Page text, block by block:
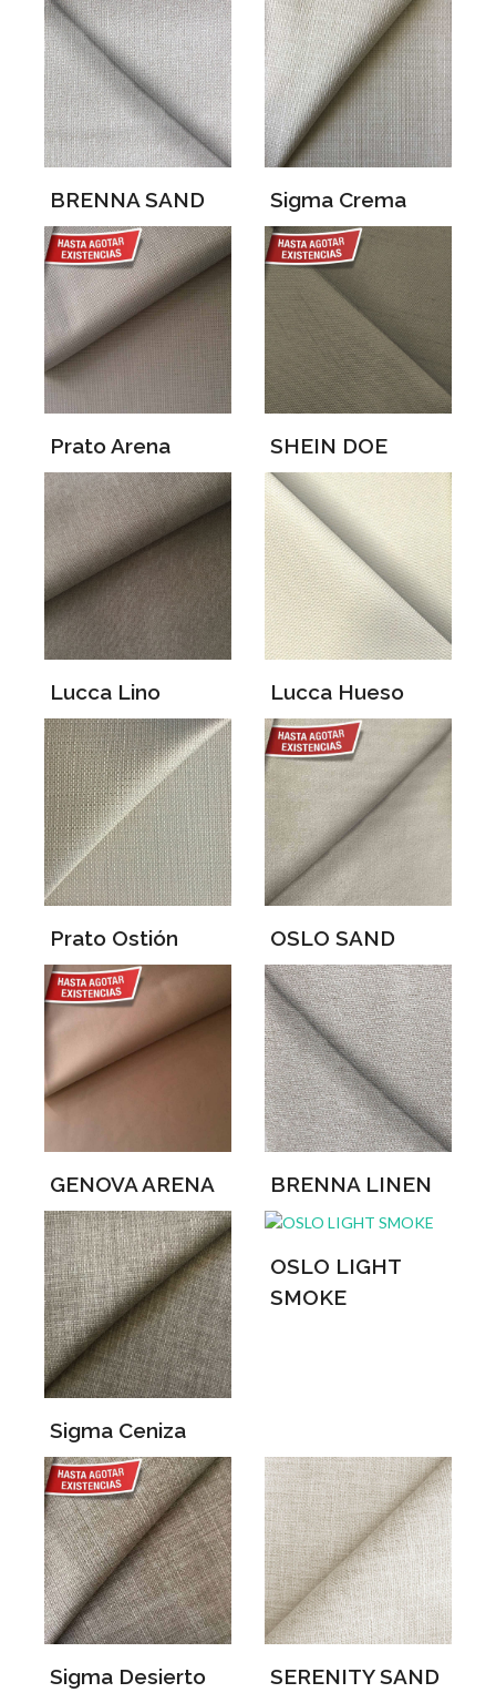
BRENNA SAND Sigma Crema
Prato Arena SHEIN DOE
Lucca Lino Lucca Hueso
Prato Ostión OSLO SAND
GENOVA ARENA BRENNA LINEN
Sigma Ceniza
OSLO LIGHT
SMOKE
Sigma Desierto SERENITY SAND